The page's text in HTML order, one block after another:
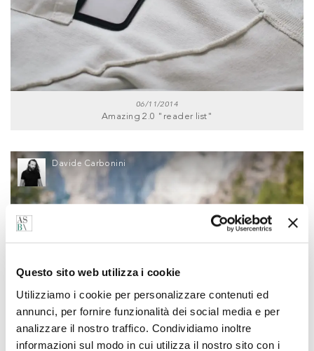
Questo sito web utilizza i cookie
Utilizziamo i cookie per personalizzare contenuti ed
annunci, per fornire funzionalità dei social media e per
analizzare il nostro traffico. Condividiamo inoltre
informazioni sul modo in cui utilizza il nostro sito con i
06/11/2014
Amazing 2.0 "reader list"
Davide Carbonini